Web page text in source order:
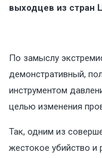
выходцев из стран
По замыслу
демонстративный,
инструментом
целью изменения
Так, одним из
жестокое убийство и